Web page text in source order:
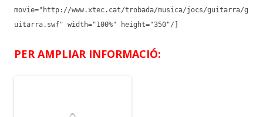
movie="http://www.xtec.cat/trobada/musica/jocs/guitarra/g
uitarra.swf" width="100%" height="350"/]
PER AMPLIAR INFORMACIÓ: